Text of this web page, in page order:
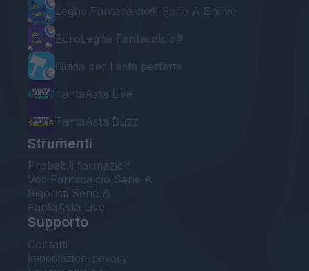
Leghe Fantacalcio® Serie A Enilive
EuroLeghe Fantacalcio®
Guida per l'asta perfetta
FantaAsta Live
FantaAsta Buzz
Strumenti
Probabili formazioni
Voti Fantacalcio Serie A
Rigoristi Serie A
FantaAsta Live
Supporto
Contatti
Impostazioni privacy